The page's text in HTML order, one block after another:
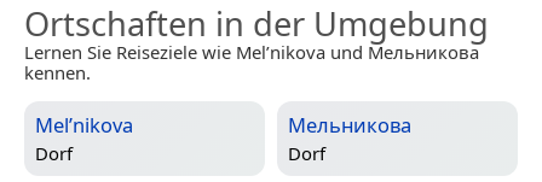
Ortschaften in der Umgebung
Lernen Sie Reiseziele wie Mel’nikova und Мельникова
kennen.
Mel’nikova
Dorf
Мельникова
Dorf